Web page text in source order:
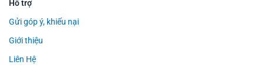
Hỗ trợ
Gửi góp ý, khiếu nại
Giới thiệu
Liên Hệ